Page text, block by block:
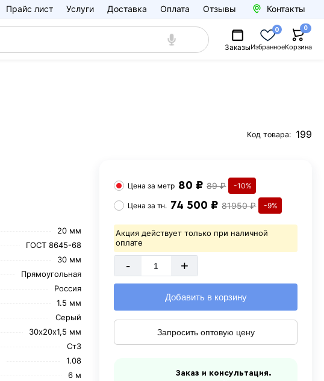
Прайс лист Услуги Доставка Оплата Отзывы Контакты
ЗаказыИзбранное
0
Корзина
0
Код товара: 199
20 мм
ГОСТ 8645-68
30 мм
Прямоугольная
Россия
1.5 мм
Серый
30х20х1,5 мм
Ст3
1.08
6 м
Цена за метр 80 ₽ 89 ₽ -10%
Цена затн. 74 500 ₽ 81950 ₽ -9%
Акция действует только при наличной
оплате
- +
Добавить в корзину
Запросить оптовую цену
Заказ и консультация.